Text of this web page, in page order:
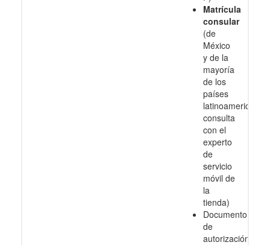
Matrícula
consular
(de
México
y de la
mayoría
de los
países
latinoamericanos,
consulta
con el
experto
de
servicio
móvil de
la
tienda)
Documento
de
autorización